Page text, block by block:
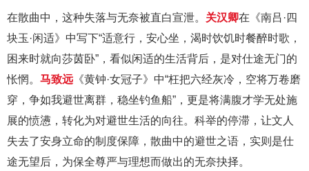
在散曲中，这种失落与无奈被直白宣泄。 关汉卿在《南吕·四
块玉·闲适》中写下“适意行，安心坐，渴时饮饥时餐醉时歌，
困来时就向莎茵卧”，看似闲适的生活背后，是对仕途无门的
怅惘。 马致远 《黄钟·女冠子》中“枉把六经灰冷，空将万卷磨
穿，争如我避世离群，稳坐钓鱼船”，更是将满腹才学无处施
展的愤懑，转化为对避世生活的向往。科举的停滞，让文人
失去了安身立命的制度保障，散曲中的避世之语，实则是仕
途无望后，为保全尊严与理想而做出的无奈抉择。